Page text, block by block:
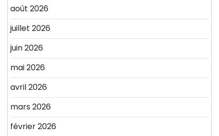
août 2026
juillet 2026
juin 2026
mai 2026
avril 2026
mars 2026
février 2026